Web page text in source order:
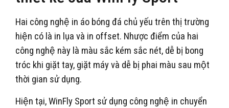
Hai công nghệ in áo bóng đá chủ yếu trên thị trường
hiện có là in lụa và in offset. Nhược điểm của hai
công nghệ này là màu sắc kém sắc nét, dễ bị bong
tróc khi giặt tay, giặt máy và dễ bị phai màu sau một
thời gian sử dụng.
Hiện tại, WinFly Sport sử dụng công nghệ in chuyển